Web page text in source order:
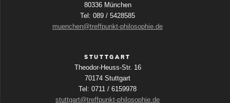
80336 München
Tel: 089 / 5428585
muenchen@treffpunkt-philosophie.de
STUTTGART
Theodor-Heuss-Str. 16
70174 Stuttgart
Tel: 0711 / 6159978
stuttgart@treffpunkt-philosophie.de